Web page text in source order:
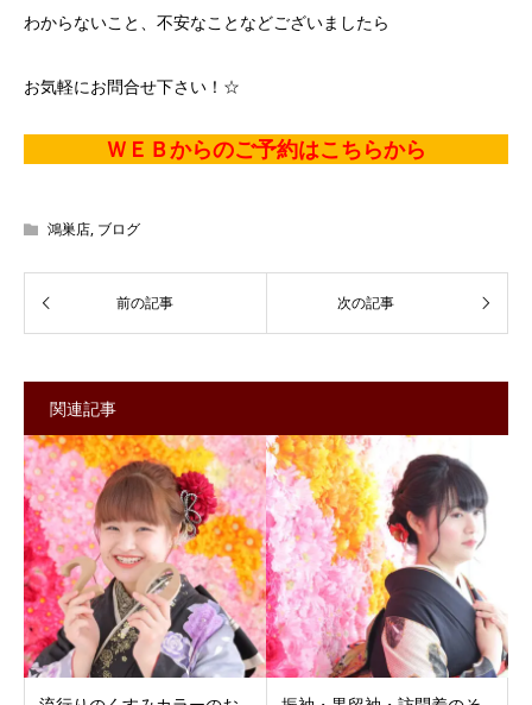
わからないこと、不安なことなどございましたら
お気軽にお問合せ下さい！☆
ＷＥＢからのご予約はこちらから
鴻巣店, ブログ
関連記事